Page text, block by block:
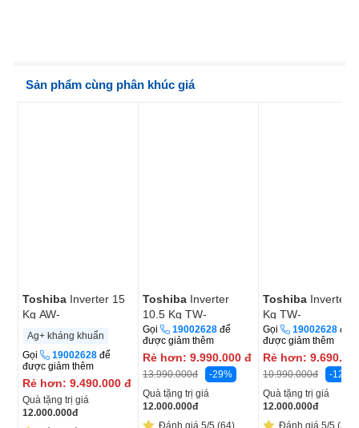
Sản phẩm cùng phân khúc giá
Toshiba Inverter 15
Kg AW-
T06D1600LV(MK)
Ag+ kháng khuẩn
Gọi 19002628 để
được giảm thêm
Rẻ hơn: 9.490.000 đ
Quà tặng trị giá
12.000.000đ
Toshiba Inverter
10.5 Kg TW-
T25BZU115MWV(MG)
Gọi 19002628 để
được giảm thêm
Rẻ hơn: 9.990.000 đ
13.990.000đ
-29%
Quà tặng trị giá
12.000.000đ
Toshiba Inverter
Kg TW-
T33B120UWV(MK)
Gọi 19002628 để
được giảm thêm
Rẻ hơn:
10.990.000đ
-12%
Quà tặng trị giá
12.000.000đ